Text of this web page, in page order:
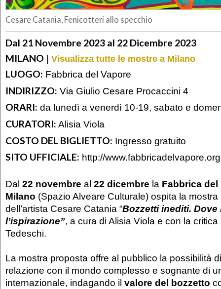
Cesare Catania, Fenicotteri allo specchio
Dal 21 Novembre 2023 al 22 Dicembre 2023
MILANO | Visualizza tutte le mostre a Milano
LUOGO: Fabbrica del Vapore
INDIRIZZO: Via Giulio Cesare Procaccini 4
ORARI: da lunedì a venerdì 10-19, sabato e
CURATORI: Alisia Viola
COSTO DEL BIGLIETTO: Ingresso gratuito
SITO UFFICIALE: http://www.fabbricadelvapore.org
Dal 22 novembre al 22 dicembre la Fabbrica del
Milano (Spazio Alveare Culturale) ospita la
dell’artista Cesare Catania “Bozzetti inediti. Dove
l’ispirazione”, a cura di Alisia Viola e con la
Tedeschi.
La mostra proposta offre al pubblico la possibilità
relazione con il mondo complesso e sognante di
internazionale, indagando il valore del bozzetto